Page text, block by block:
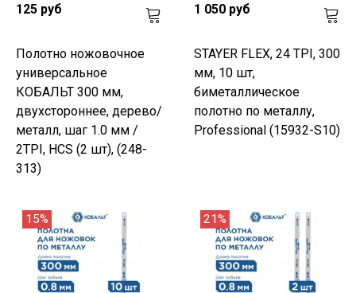
125 руб
Полотно ножовочное
универсальное
КОБАЛЬТ 300 мм,
двухстороннее, дерево/
металл, шаг 1.0 мм /
2TPI, HCS (2 шт), (248-
313)
1 050 руб
STAYER FLEX, 24 TPI, 300
мм, 10 шт,
биметаллическое
полотно по металлу,
Professional (15932-S10)
15% 21%